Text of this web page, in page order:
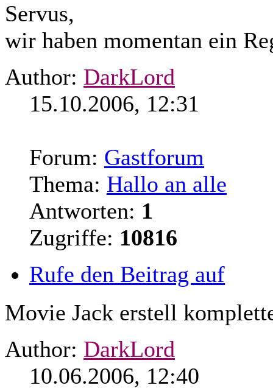
Servus,
wir haben momentan ein
Author: DarkLord
15.10.2006, 12:31
Forum: Gastforum
Thema: Hallo an alle
Antworten: 1
Zugriffe: 10816
Rufe den Beitrag auf
Movie Jack erstell
Author: DarkLord
10.06.2006, 12:40